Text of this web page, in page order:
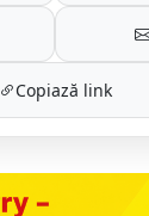
Copiază link